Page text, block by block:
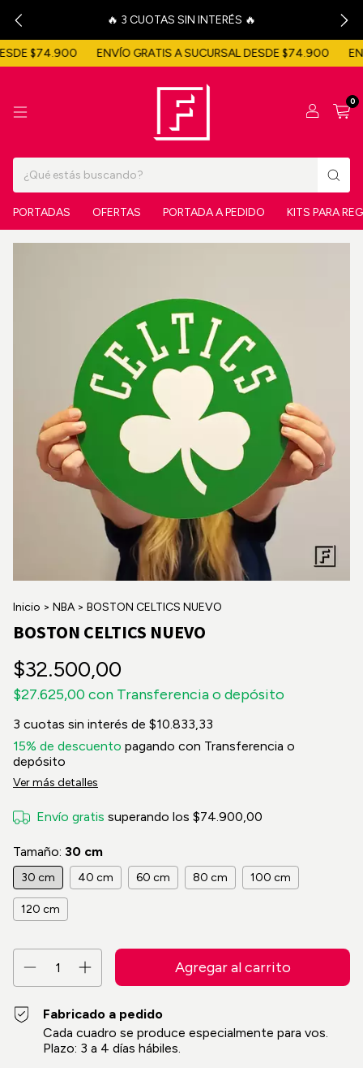
🔥 3 CUOTAS SIN INTERÉS 🔥
$74.900 ENVÍO GRATIS A SUCURSAL DESDE $74.900
0
PORTADAS OFERTAS PORTADA A PEDIDO KITS PARA
Inicio > NBA > BOSTON CELTICS NUEVO
BOSTON CELTICS NUEVO
$32.500,00
$27.625,00 con Transferencia o depósito
3 cuotas sin interés de $10.833,33
15% de descuento pagando con Transferencia o
depósito
Ver más detalles
Envío gratis superando los$74.900,00
Tamaño: 30 cm
30 cm 40 cm 60 cm 80 cm 100 cm
120 cm
Fabricado a pedido
Cada cuadro se produce especialmente para vos.
Plazo: 3 a 4 días hábiles.